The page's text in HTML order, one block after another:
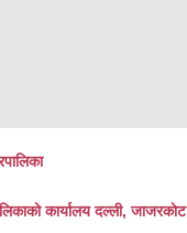
कार्यालय दल्ली, जाजरकाेट